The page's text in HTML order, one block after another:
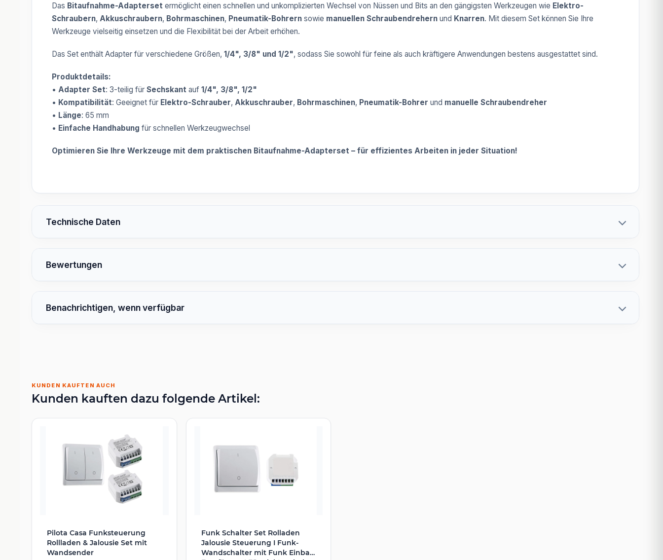
Das Bitaufnahme-Adapterset ermöglicht einen schnellen und unkomplizierten Wechsel von Nüssen und Bits an den gängigsten Werkzeugen wie Elektro-
Schraubern, Akkuschraubern, Bohrmaschinen, Pneumatik-Bohrern sowie manuellen Schraubendrehern und Knarren. Mit diesem Set können Sie Ihre
Werkzeuge vielseitig einsetzen und die Flexibilität bei der Arbeit erhöhen.
Das Set enthält Adapter für verschiedene Größen, 1/4", 3/8" und 1/2", sodass Sie sowohl für feine als auch kräftigere Anwendungen bestens ausgestattet sind.
Produktdetails:
• Adapter Set: 3-teilig für Sechskant auf 1/4", 3/8", 1/2"
• Kompatibilität: Geeignet für Elektro-Schrauber, Akkuschrauber, Bohrmaschinen, Pneumatik-Bohrer und manuelle Schraubendreher
• Länge: 65 mm
• Einfache Handhabung für schnellen Werkzeugwechsel
Optimieren Sie Ihre Werkzeuge mit dem praktischen Bitaufnahme-Adapterset – für effizientes Arbeiten in jeder Situation!
Technische Daten
Bewertungen
Benachrichtigen, wenn verfügbar
KUNDEN KAUFTEN AUCH
Kunden kauften dazu folgende Artikel:
Pilota Casa Funksteuerung
Rollladen & Jalousie Set mit
Wandsender
Funk Schalter Set Rolladen
Jalousie Steuerung I Funk-
Wandschalter mit Funk Einbau